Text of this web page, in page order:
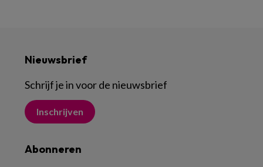
Nieuwsbrief
Schrijf je in voor de nieuwsbrief
Inschrijven
Abonneren